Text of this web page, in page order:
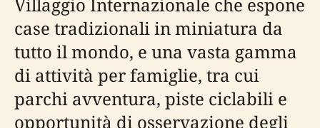
case tradizionali in miniatura da
tutto il mondo, e una vasta gamma
di attività per famiglie, tra cui
parchi avventura, piste ciclabili e
opportunità di osservazione degli